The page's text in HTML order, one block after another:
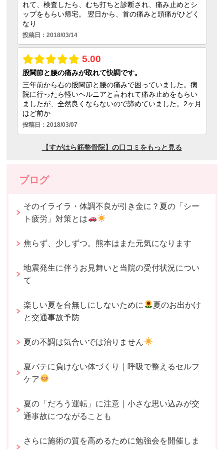
ブログ
そのイライラ・体調不良が引き金に？夏の「シー
ト疲労」対策とは
焦らず、少しずつ。熊本はまた元気になります
地震発生に伴うお見舞いと当院の受付状況につい
て
楽しい夏を台無しにしないために
夏のお出かけ
と交通事故予防
夏の不調は気合いでは治りません
夏バテに負けない体づくり｜呼吸で整えるセルフ
ケア
夏の「だろう運転」に注意｜小さな思い込みが交
通事故につながることも
さらに施術の質を高めるために勉強会を開催しま